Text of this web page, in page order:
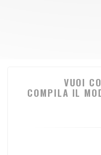
VUOI
COMPILA IL